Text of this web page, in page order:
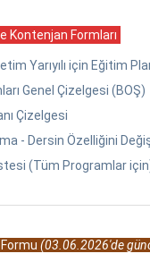
Kontenjan Formları
Yarıyılı için Eğitim
Genel Çizelgesi (BOŞ)
Çizelgesi
- Dersin Özelliğini
(Tüm Programlar
(03.06.2026'de